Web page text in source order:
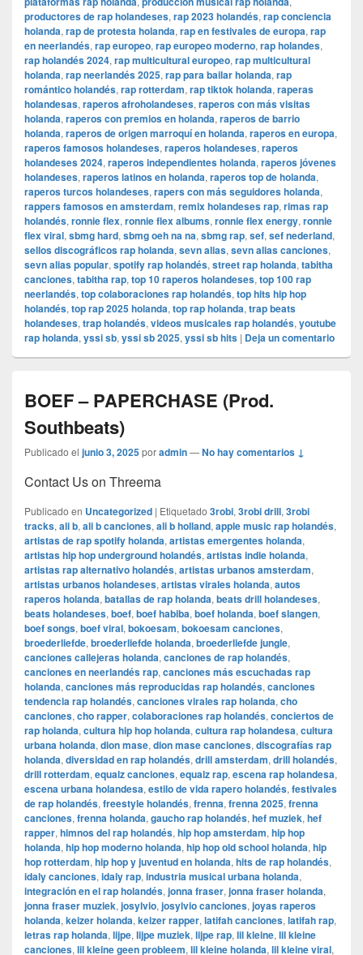
productores de rap holandeses, rap 2023 holandés, rap conciencia
holanda, rap de protesta holanda, rap en festivales de europa, rap
en neerlandés, rap europeo, rap europeo moderno, rap holandes,
rap holandés 2024, rap multicultural europeo, rap multicultural
holanda, rap neerlandés 2025, rap para bailar holanda, rap
romántico holandés, rap rotterdam, rap tiktok holanda, raperas
holandesas, raperos afroholandeses, raperos con más visitas
holanda, raperos con premios en holanda, raperos de barrio
holanda, raperos de origen marroquí en holanda, raperos en europa,
raperos famosos holandeses, raperos holandeses, raperos
holandeses 2024, raperos independientes holanda, raperos jóvenes
holandeses, raperos latinos en holanda, raperos top de holanda,
raperos turcos holandeses, rapers con más seguidores holanda,
rappers famosos en amsterdam, remix holandeses rap, rimas rap
holandés, ronnie flex, ronnie flex albums, ronnie flex energy, ronnie
flex viral, sbmg hard, sbmg oeh na na, sbmg rap, sef, sef nederland,
sellos discográficos rap holanda, sevn alias, sevn alias canciones,
sevn alias popular, spotify rap holandés, street rap holanda, tabitha
canciones, tabitha rap, top 10 raperos holandeses, top 100 rap
neerlandés, top colaboraciones rap holandés, top hits hip hop
holandés, top rap 2025 holanda, top rap holanda, trap beats
holandeses, trap holandés, videos musicales rap holandés, youtube
rap holanda, yssi sb, yssi sb 2025, yssi sb hits | Deja un comentario
BOEF – PAPERCHASE (Prod.
Southbeats)
Publicado el junio 3, 2025poradmin—No hay comentarios ↓
Contact Us on Threema
Publicado en Uncategorized | Etiquetado 3robi, 3robi drill, 3robi
tracks, ali b, ali b canciones, ali b holland, apple music rap holandés,
artistas de rap spotify holanda, artistas emergentes holanda,
artistas hip hop underground holandés, artistas indie holanda,
artistas rap alternativo holandés, artistas urbanos amsterdam,
artistas urbanos holandeses, artistas virales holanda, autos
raperos holanda, batallas de rap holanda, beats drill holandeses,
beats holandeses, boef, boef habiba, boef holanda, boef slangen,
boef songs, boef viral, bokoesam, bokoesam canciones,
broederliefde, broederliefde holanda, broederliefde jungle,
canciones callejeras holanda, canciones de rap holandés,
canciones en neerlandés rap, canciones más escuchadas rap
holanda, canciones más reproducidas rap holandés, canciones
tendencia rap holandés, canciones virales rap holanda, cho
canciones, cho rapper, colaboraciones rap holandés, conciertos de
rap holanda, cultura hip hop holanda, cultura rap holandesa, cultura
urbana holanda, dion mase, dion mase canciones, discografías rap
holanda, diversidad en rap holandés, drill amsterdam, drill holandés,
drill rotterdam, equalz canciones, equalz rap, escena rap holandesa,
escena urbana holandesa, estilo de vida rapero holandés, festivales
de rap holandés, freestyle holandés, frenna, frenna 2025, frenna
canciones, frenna holanda, gaucho rap holandés, hef muziek, hef
rapper, himnos del rap holandés, hip hop amsterdam, hip hop
holanda, hip hop moderno holanda, hip hop old school holanda, hip
hop rotterdam, hip hop y juventud en holanda, hits de rap holandés,
idaly canciones, idaly rap, industria musical urbana holanda,
integración en el rap holandés, jonna fraser, jonna fraser holanda,
jonna fraser muziek, josylvio, josylvio canciones, joyas raperos
holanda, keizer holanda, keizer rapper, latifah canciones, latifah rap,
letras rap holanda, lijpe, lijpe muziek, lijpe rap, lil kleine, lil kleine
canciones, lil kleine geen probleem, lil kleine holanda, lil kleine viral,